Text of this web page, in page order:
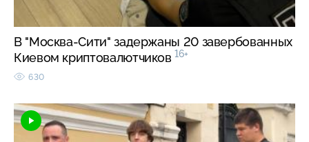
В "Москва-Сити" задержаны 20 завербованных
Киевом криптовалютчиков 16+
630